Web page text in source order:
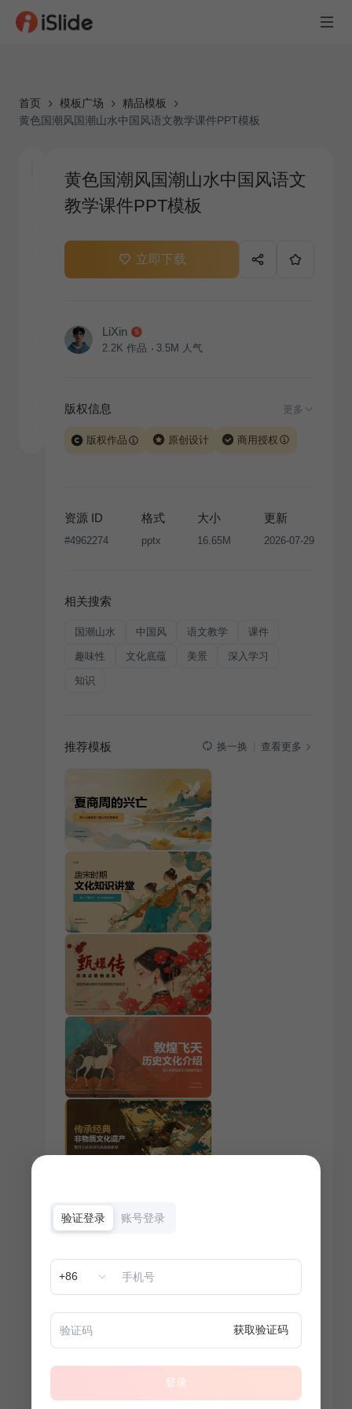
首页 模板广场
精品模板
黄色国潮风国潮山水中国风语文教学课件PPT模板
黄色国潮风国潮山水中国风语文
教学课件PPT模板
立即下载
LiXin
2.2K 作品 3.5M 人气
版权信息 更多
版权作品 原创设计 商用授权
版权声明
条款，禁止任何形式的转让、出售或出租，未
经投权许可任何人不得擅自转载和分发，否则将接照我
资源 ID
#4962274
格式
pptx
大小
16.65M
更新
2026-07-29
相关搜索
国潮山水 中国风 语文教学 课件
趣味性 文化底蕴 美景 深入学习
知识
推荐模板 换一换 查看更多
验证登录 账号登录
+86
获取验证码
登录